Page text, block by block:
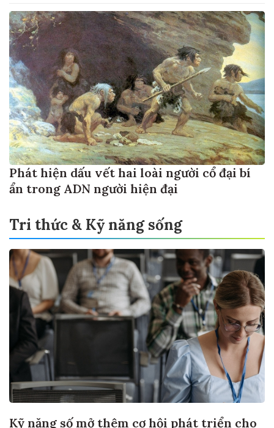
Phát hiện dấu vết hai loài người cổ đại bí
ẩn trong ADN người hiện đại
Tri thức & Kỹ năng sống
Kỹ năng số mở thêm cơ hội phát triển cho